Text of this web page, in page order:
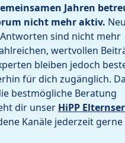
Jahren
nicht mehr aktiv.
sind nicht mehr
wertvollen
bleiben jedoch
für dich zugänglich.
bestmögliche Beratung
dir unser HiPP
Kanäle jederzeit